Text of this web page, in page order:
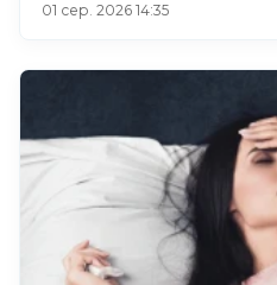
01 сер. 2026 14:35